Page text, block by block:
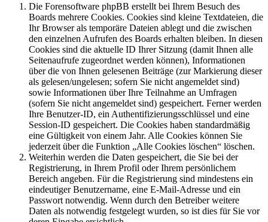
Die Forensoftware phpBB erstellt bei Ihrem Besuch des
Boards mehrere Cookies. Cookies sind kleine Textdateien, die
Ihr Browser als temporäre Dateien ablegt und die zwischen
den einzelnen Aufrufen des Boards erhalten bleiben. In diesen
Cookies sind die aktuelle ID Ihrer Sitzung (damit Ihnen alle
Seitenaufrufe zugeordnet werden können), Informationen
über die von Ihnen gelesenen Beiträge (zur Markierung dieser
als gelesen/ungelesen; sofern Sie nicht angemeldet sind)
sowie Informationen über Ihre Teilnahme an Umfragen
(sofern Sie nicht angemeldet sind) gespeichert. Ferner werden
Ihre Benutzer-ID, ein Authentifizierungsschlüssel und eine
Session-ID gespeichert. Die Cookies haben standardmäßig
eine Gültigkeit von einem Jahr. Alle Cookies können Sie
jederzeit über die Funktion „Alle Cookies löschen“ löschen.
Weiterhin werden die Daten gespeichert, die Sie bei der
Registrierung, in Ihrem Profil oder Ihrem persönlichem
Bereich angeben. Für die Registrierung sind mindestens ein
eindeutiger Benutzername, eine E-Mail-Adresse und ein
Passwort notwendig. Wenn durch den Betreiber weitere
Daten als notwendig festgelegt wurden, so ist dies für Sie vor